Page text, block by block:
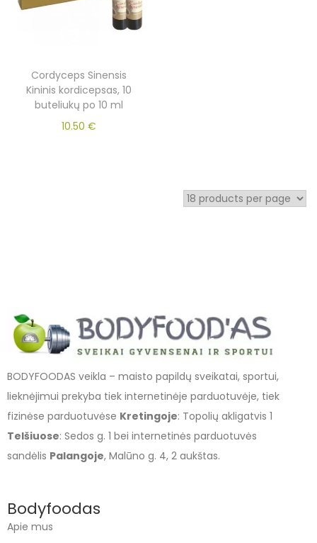
Cordyceps Sinensis
Kininis kordicepsas, 10
buteliukų po 10 ml
10.50€
BODYFOODAS veikla – maisto papildų sveikatai, sportui,
lieknėjimui prekyba tiek internetinėje parduotuvėje, tiek
fizinėse parduotuvėse Kretingoje: Topolių akligatvis 1
Telšiuose: Sedos g. 1 bei internetinės parduotuvės
sandėlis Palangoje, Malūno g. 4, 2 aukštas.
Bodyfoodas
Apie mus